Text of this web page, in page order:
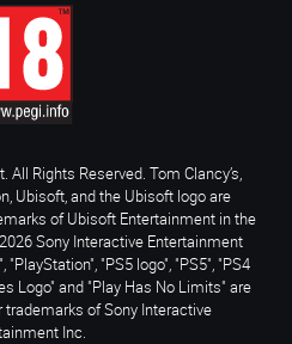
Rights Reserved. Tom Clancy’s,
Ubisoft, and the Ubisoft logo are
of Ubisoft Entertainment in the
Sony Interactive Entertainment
"PS5 logo", "PS5", "PS4
Logo" and "Play Has No Limits" are
of Sony Interactive
Inc.